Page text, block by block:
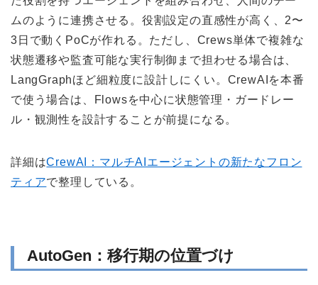
ムのように連携させる。役割設定の直感性が高く、2〜
3日で動くPoCが作れる。ただし、Crews単体で複雑な
状態遷移や監査可能な実行制御まで担わせる場合は、
LangGraphほど細粒度に設計しにくい。CrewAIを本番
で使う場合は、Flowsを中心に状態管理・ガードレー
ル・観測性を設計することが前提になる。
詳細はCrewAI：マルチAIエージェントの新たなフロン
ティアで整理している。
AutoGen：移行期の位置づけ